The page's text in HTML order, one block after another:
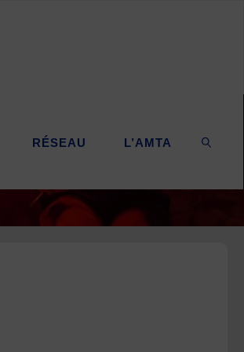
RÉSEAU L’AMTA